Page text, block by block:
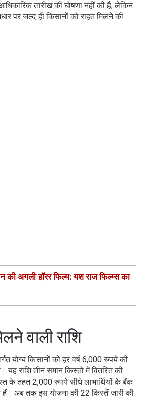
तारीख की घोषणा नहीं की है, लेकिन
पर जल्द ही किसानों को राहत मिलने की
की अगली हॉरर फिल्म: यश राज फिल्म्स का
वाली राशि
योग्य किसानों को हर वर्ष 6,000 रुपये की
यह राशि तीन समान किस्तों में वितरित की
के तहत 2,000 रुपये सीधे लाभार्थियों के बैंक
हैं। अब तक इस योजना की 22 किस्तें जारी की